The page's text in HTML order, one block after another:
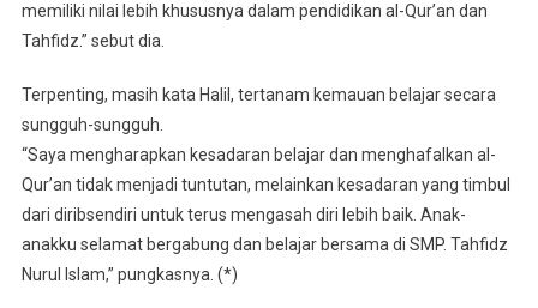
memiliki nilai lebih khususnya dalam pendidikan al-Qur’an dan
Tahfidz.” sebut dia.
Terpenting, masih kata Halil, tertanam kemauan belajar secara
sungguh-sungguh.
“Saya mengharapkan kesadaran belajar dan menghafalkan al-
Qur’an tidak menjadi tuntutan, melainkan kesadaran yang timbul
dari diribsendiri untuk terus mengasah diri lebih baik. Anak-
anakku selamat bergabung dan belajar bersama di SMP. Tahfidz
Nurul Islam,” pungkasnya. (*)